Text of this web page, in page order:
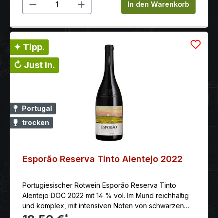
In den Warenkorb
✦ Tipp.
↻ Just in.
Portugal
trocken
Esporão Reserva Tinto Alentejo 2022
Portugiesischer Rotwein Esporão Reserva Tinto
Alentejo DOC 2022 mit 14 % vol. Im Mund reichhaltig
und komplex, mit intensiven Noten von schwarzen
Früchten und Gewürzen. Langer und anhaltender